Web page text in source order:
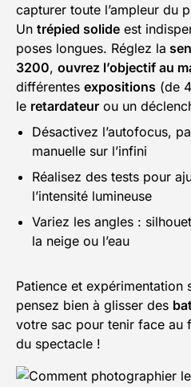
capturer toute l’ampleur du
Un trépied solide est
poses longues. Réglez la
3200, ouvrez l’objectif au
différentes expositions (de
le retardateur ou un
Désactivez l’autofocus,
manuelle sur l’infini
Réalisez des tests pour
l’intensité lumineuse
Variez les angles :
la neige ou l’eau
Patience et expérimentation
pensez bien à glisser des
votre sac pour tenir face au
du spectacle !